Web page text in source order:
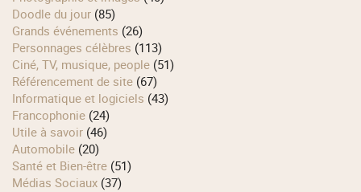
Doodle du jour (85)
Grands événements (26)
Personnages célèbres (113)
Ciné, TV, musique, people (51)
Référencement de site (67)
Informatique et logiciels (43)
Francophonie (24)
Utile à savoir (46)
Automobile (20)
Santé et Bien-être (51)
Médias Sociaux (37)